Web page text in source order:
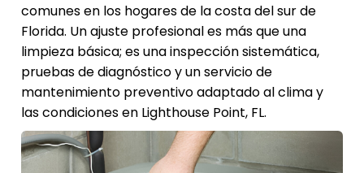
comunes en los hogares de la costa del sur de
Florida. Un ajuste profesional es más que una
limpieza básica; es una inspección sistemática,
pruebas de diagnóstico y un servicio de
mantenimiento preventivo adaptado al clima y
las condiciones en Lighthouse Point, FL.